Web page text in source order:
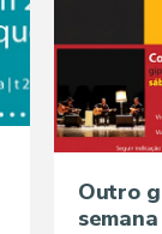
Outro